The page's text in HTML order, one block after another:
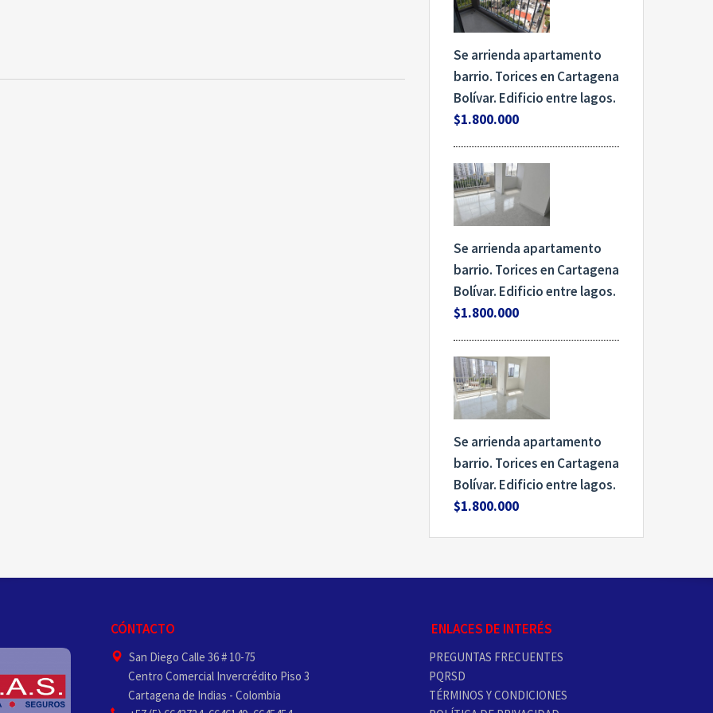
Se arrienda apartamento
barrio. Torices en Cartagena
Bolívar. Edificio entre lagos.
$1.800.000
Se arrienda apartamento
barrio. Torices en Cartagena
Bolívar. Edificio entre lagos.
$1.800.000
Se arrienda apartamento
barrio. Torices en Cartagena
Bolívar. Edificio entre lagos.
$1.800.000
CÓNTACTO
San Diego Calle 36 # 10-75
Centro Comercial Invercrédito Piso 3
Cartagena de Indias - Colombia
ENLACES DE INTERÉS
PREGUNTAS FRECUENTES
PQRSD
TÉRMINOS Y CONDICIONES